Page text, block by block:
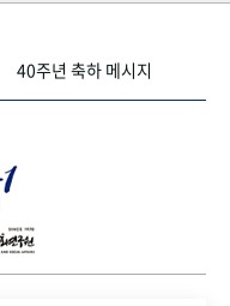
40주년 축하 메시지